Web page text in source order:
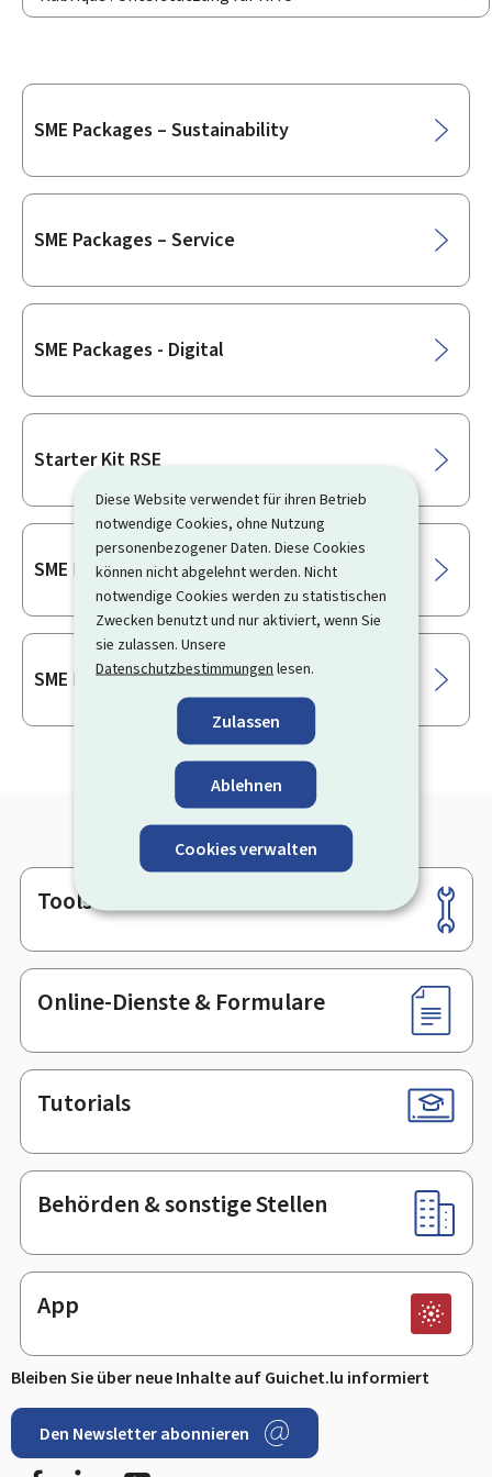
Diese Website verwendet für ihren Betrieb
notwendige Cookies, ohne Nutzung
personenbezogener Daten. Diese Cookies
können nicht abgelehnt werden. Nicht
notwendige Cookies werden zu statistischen
Zwecken benutzt und nur aktiviert, wenn Sie
sie zulassen. Unsere
Datenschutzbestimmungen lesen.
Zulassen
Ablehnen
Cookies verwalten
Unterrubriken
SME Packages – Sustainability
SME Packages – Service
SME Packages - Digital
Starter Kit RSE
SME Packages – Cybersecurity
SME Packages – AI
Footer
Tools
Online-Dienste & Formulare
Tutorials
Behörden & sonstige Stellen
App
Bleiben Sie über neue Inhalte auf Guichet.lu informiert
Den Newsletter abonnieren
FacebookLinkedIn